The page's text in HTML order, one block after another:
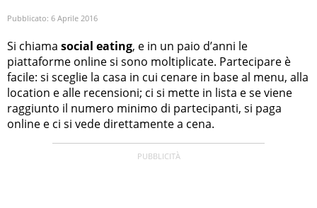
Pubblicato: 6 Aprile 2016
Si chiama social eating, e in un paio d’anni le
piattaforme online si sono moltiplicate. Partecipare è
facile: si sceglie la casa in cui cenare in base al menu, alla
location e alle recensioni; ci si mette in lista e se viene
raggiunto il numero minimo di partecipanti, si paga
online e ci si vede direttamente a cena.